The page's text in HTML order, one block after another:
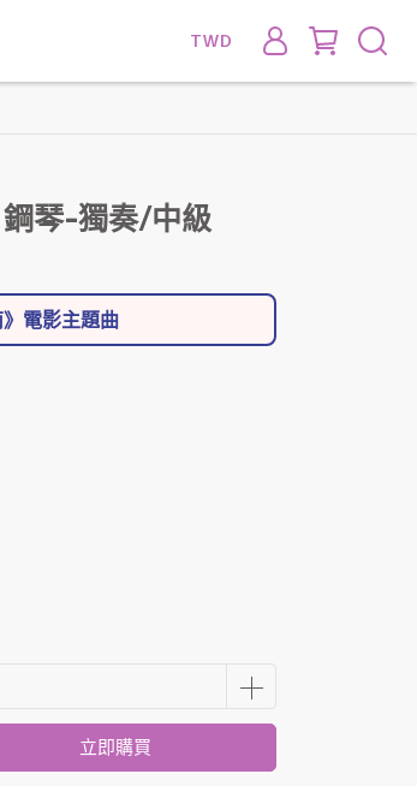
TWD
琴-獨奏/中級
電影主題曲
立即購買